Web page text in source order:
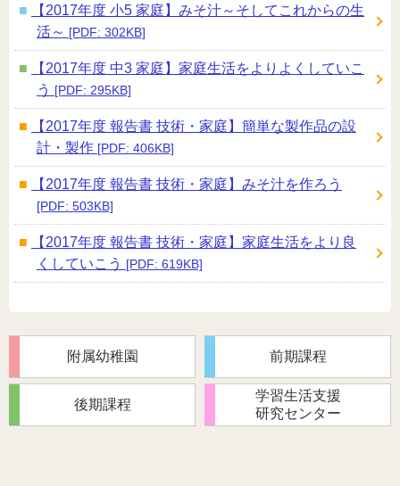
【2017年度 小5 家庭】みそ汁～そしてこれからの生
活～ [PDF: 302KB]
【2017年度 中3 家庭】家庭生活をよりよくしていこ
う [PDF: 295KB]
【2017年度 報告書 技術・家庭】簡単な製作品の設
計・製作 [PDF: 406KB]
【2017年度 報告書 技術・家庭】みそ汁を作ろう
[PDF: 503KB]
【2017年度 報告書 技術・家庭】家庭生活をより良
くしていこう [PDF: 619KB]
附属幼稚園 前期課程
後期課程
学習生活支援
研究センター